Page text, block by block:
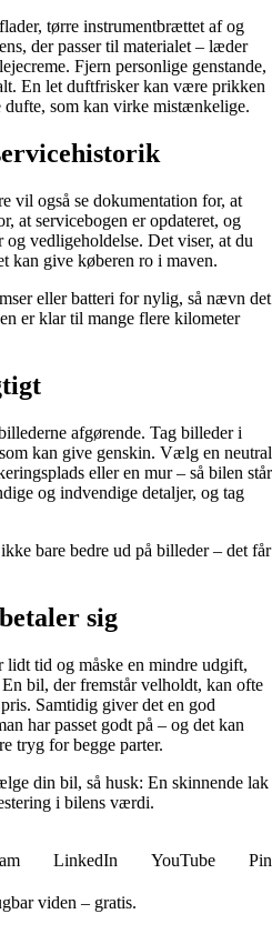
tørre instrumentbrættet af og
der passer til materialet – læder
Fjern personlige genstande,
En let duftfrisker kan være prikken
dufte, som kan virke mistænkelige.
vil også se dokumentation for, at
at servicebogen er opdateret, og
vedligeholdelse. Det viser, at du
kan give køberen ro i maven.
eller batteri for nylig, så nævn det
er klar til mange flere kilometer
afgørende. Tag billeder i
kan give genskin. Vælg en neutral
eller en mur – så bilen står
og indvendige detaljer, og tag
bare bedre ud på billeder – det får
sig
tid og måske en mindre udgift,
bil, der fremstår velholdt, kan ofte
Samtidig giver det en god
har passet godt på – og det kan
tryg for begge parter.
din bil, så husk: En skinnende lak
i bilens værdi.
LinkedIn YouTube
viden – gratis.